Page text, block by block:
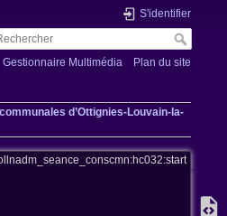
S'identifier
Gestionnaire Multimédia Plan du site
d’Ottignies-Louvain-la-